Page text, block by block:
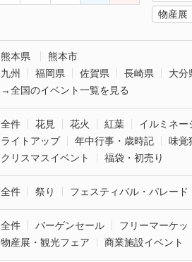
物産展
熊本県
熊本市
九州
福岡県 佐賀県 長崎県 大分
→全国のイベント一覧を見る
全件 花見 花火 紅葉 イルミネー
ライトアップ
年中行事・歳時記
味覚
クリスマスイベント
福袋・初売り
全件 祭り フェスティバル・パレード
全件 バーゲンセール フリーマーケッ
物産展・観光フェア
商業施設イベント